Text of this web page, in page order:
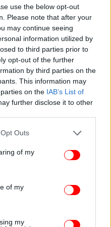
use the below opt-out
Please note that after your
may continue seeing
information utilized by
to third parties prior to
opt-out of the further
by third parties on the
This information may
on the IAB’s List of
further disclose it to other
uses one or more Google
You may click to
and its third-party tags to
purposes in below Google
Outs
of my
of my
my